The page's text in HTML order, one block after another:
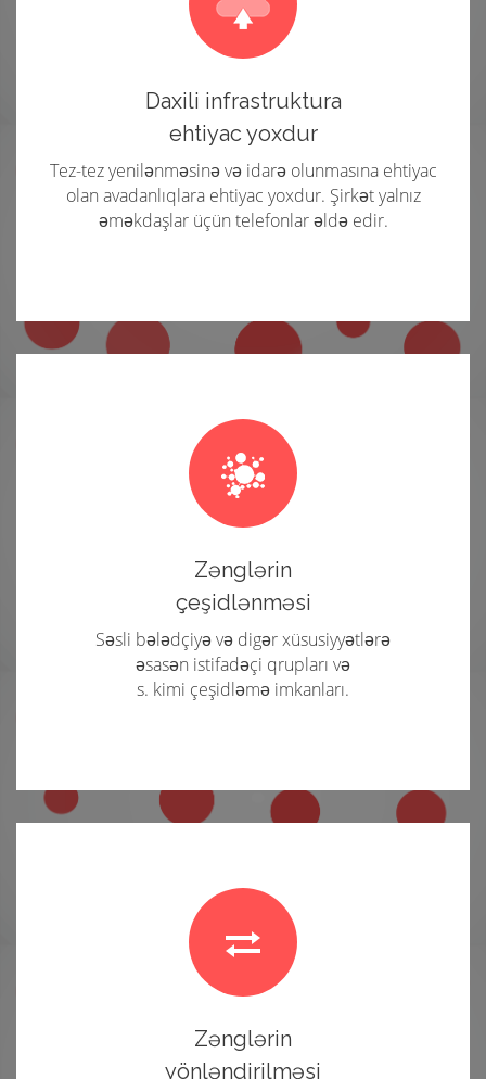
Daxili infrastruktura
ehtiyac yoxdur
Tez-tez yenilənməsinə və idarə olunmasına ehtiyac
olan avadanlıqlara ehtiyac yoxdur. Şirkət yalnız
əməkdaşlar üçün telefonlar əldə edir.
Zənglərin
çeşidlənməsi
Səsli bələdçiyə və digər xüsusiyyətlərə
əsasən istifadəçi qrupları və
s. kimi çeşidləmə imkanları.
Zənglərin
yönləndirilməsi